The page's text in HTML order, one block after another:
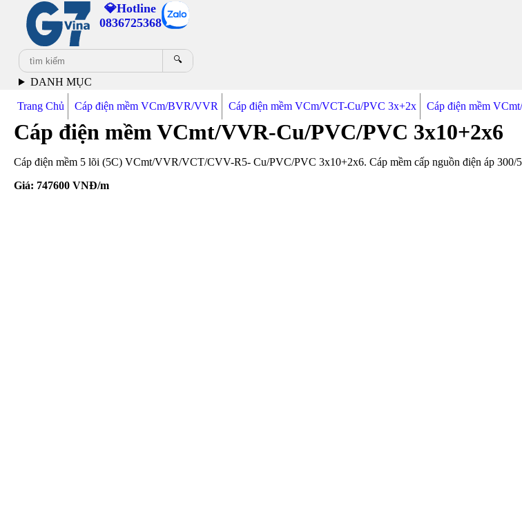
💎Hotline
0836725368
🔍
DANH MỤC
Trang Chủ Cáp điện mềm VCm/BVR/VVR Cáp điện mềm VCm/VCT-Cu/PVC 3x+2x Cáp điện mềm
Cáp điện mềm VCmt/VVR-Cu/PVC/PVC 3x10+2x6
Cáp điện mềm 5 lõi (5C) VCmt/VVR/VCT/CVV-R5- Cu/PVC/PVC 3x10+2x6. Cáp mềm cấp nguồn điện áp
Giá: 747600 VNĐ/m